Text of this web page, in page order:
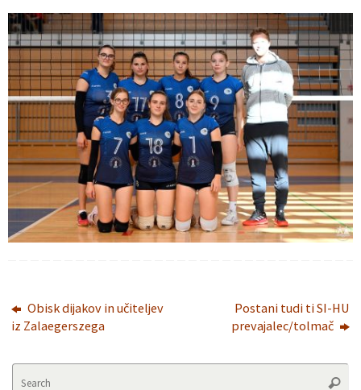
Obisk dijakov in učiteljev
iz Zalaegerszega
Postani tudi ti SI-HU
prevajalec/tolmač